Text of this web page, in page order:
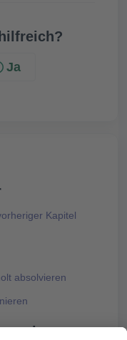
Ja
Kapitel
absolvieren